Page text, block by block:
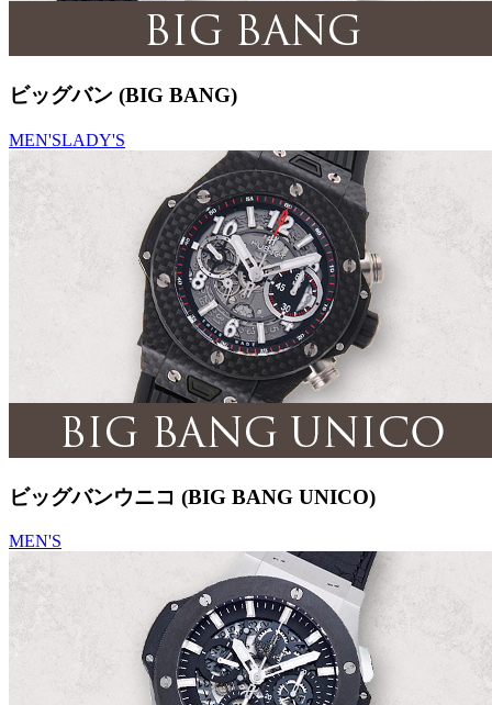
ビッグバン (BIG BANG)
MEN'SLADY'S
ビッグバンウニコ (BIG BANG UNICO)
MEN'S